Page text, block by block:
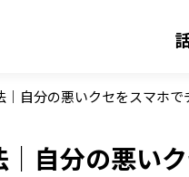
｜自分の悪いクセをスマホで
自分の悪い